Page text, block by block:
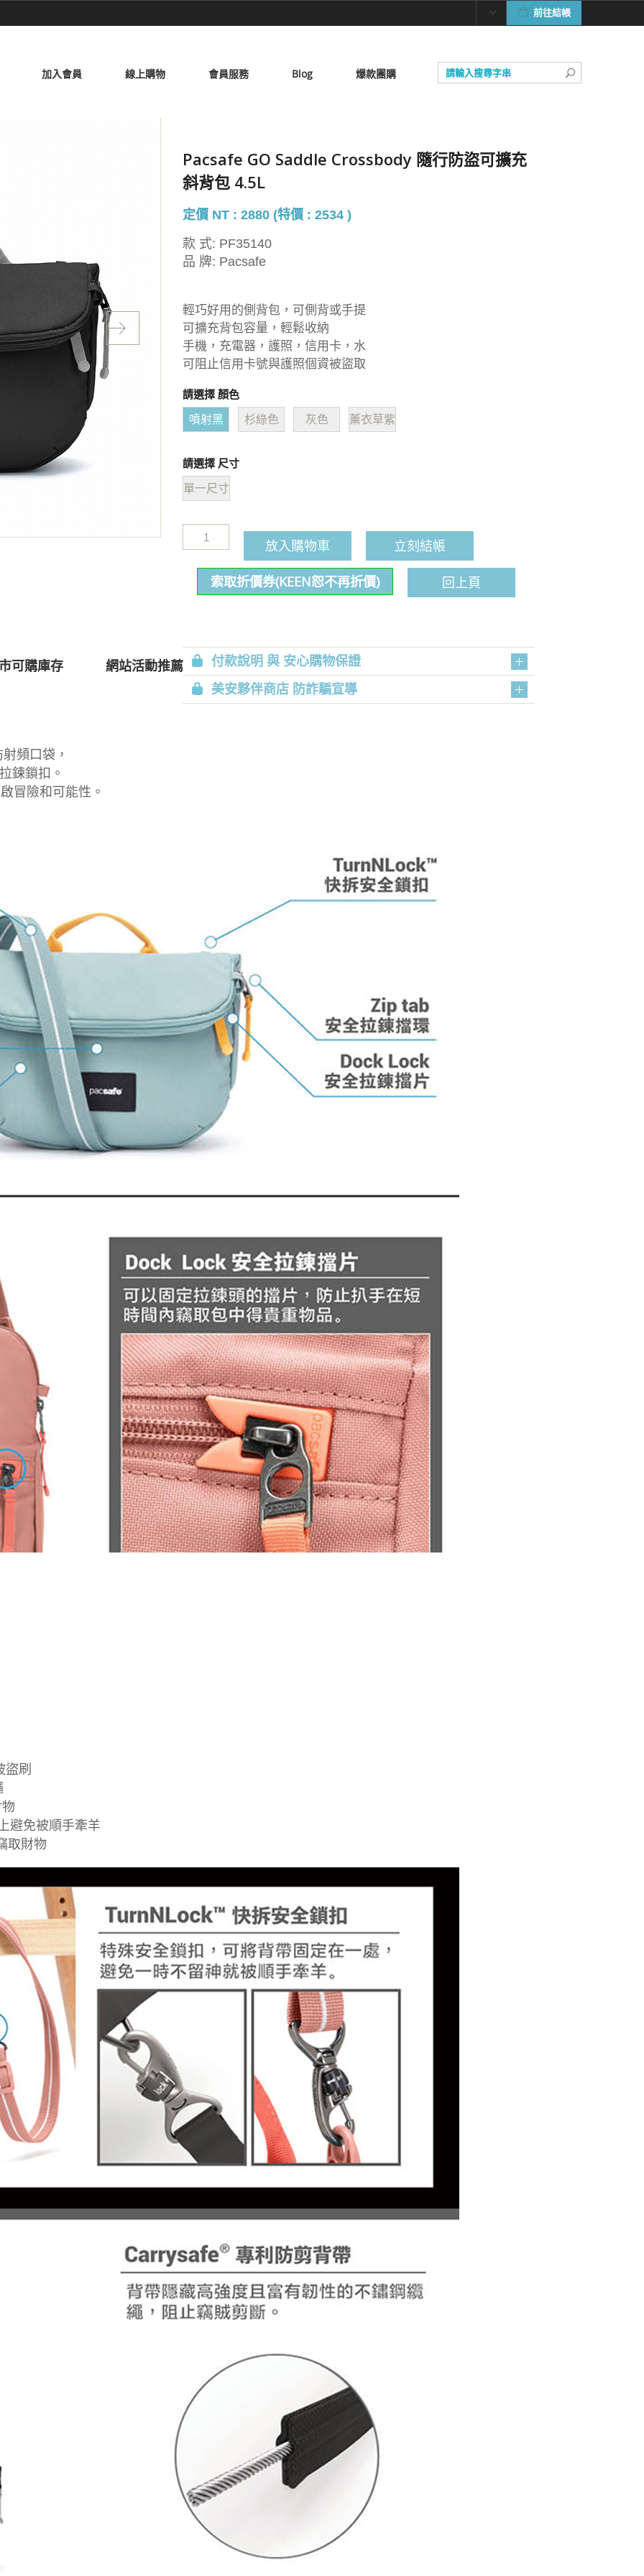
前往結帳
加入會員 線上購物 會員服務 Blog 爆款團購
Pacsafe GO Saddle Crossbody 隨行防盜可擴充
斜背包 4.5L
定價 NT : 2880 (特價 : 2534 )
款 式: PF35140
品 牌: Pacsafe
輕巧好用的側背包，可側背或手提
可擴充背包容量，輕鬆收納
手機，充電器，護照，信用卡，水
可阻止信用卡號與護照個資被盜取
請選擇 顏色
噴射黑 杉綠色 灰色 薰衣草紫
請選擇 尺寸
單一尺寸
放入購物車 立刻結帳
索取折價券(KEEN恕不再折價) 回上頁
付款說明 與 安心購物保證
美安夥伴商店 防詐騙宣導
可購庫存 網站活動推薦
頻口袋，
鍊鎖扣。
冒險和可能性。
刷
避免被順手牽羊
取財物